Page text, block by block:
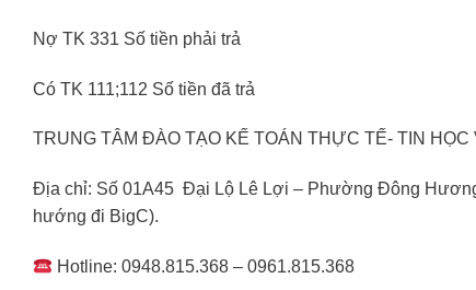
Nợ TK 331 Số tiền phải trả
Có TK 111;112 Số tiền đã trả
TRUNG TÂM ĐÀO TẠO KẾ TOÁN THỰC TẾ- TIN HỌC
Địa chỉ: Số 01A45 Đại Lộ Lê Lợi – Phường Đông
hướng đi BigC).
Hotline: 0948.815.368 – 0961.815.368